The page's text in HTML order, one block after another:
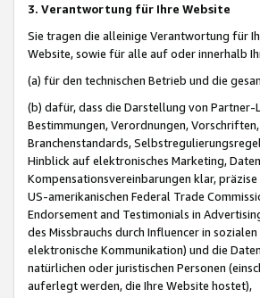
3. Verantwortung für Ihre Website
Sie tragen die alleinige Verantwortung für
Website, sowie für alle auf oder innerhalb
(a) für den technischen Betrieb und die
(b) dafür, dass die Darstellung von
Bestimmungen, Verordnungen,
Branchenstandards,
Hinblick auf elektronisches Marketing,
Kompensationsvereinbarungen klar,
US-amerikanischen Federal Trade
Endorsement and Testimonials in
des Missbrauchs durch Influencer in
elektronische Kommunikation) und die
natürlichen oder juristischen Personen
auferlegt werden, die Ihre Website hostet),